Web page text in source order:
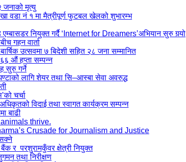
जनाको मृत्यु
वडा नं १ मा मैत्रीपूर्ण फुटबल खेलको शुभारम्भ
नियुक्त गर्दै ‘Internet for Dreamers’अभियान सुरु गर्‍यो
गहन वार्ता
उत्सवमा ७ बिदेशी सहित २८ जना सम्मानित
औं हप्ता सम्पन्न
सुरु गर्ने
लागि शेयर तथा सि–आस्बा सेवा अवरुद्ध
चर्चा
विदाई तथा स्वागत कार्यक्रम सम्पन्न
बाढी
thrive.
Crusade for Journalism and Justice
र परशुरामकुँवर क्षेत्री नियुक्त
तथा निरीक्षण